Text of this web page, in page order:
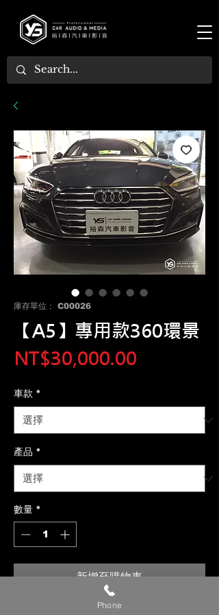
庫存單位： C00026
【A5】專用款360環景
NT$30,000.00
車款 *
產品 *
數量 *
新增至購物車
Phone